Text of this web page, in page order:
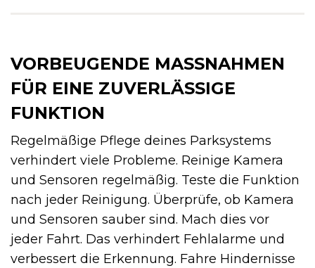
VORBEUGENDE MASSNAHMEN F
ÜR EINE ZUVERLÄSSIGE F
UNKTION
Regelmäßige Pflege deines Parksystems
verhindert viele Probleme. Reinige Kamera
und Sensoren regelmäßig. Teste die Funktion
nach jeder Reinigung. Überprüfe, ob Kamera
und Sensoren sauber sind. Mach dies vor
jeder Fahrt. Das verhindert Fehlalarme und
verbessert die Erkennung. Fahre Hindernisse